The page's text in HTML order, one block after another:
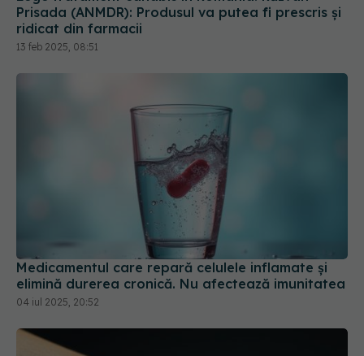
Medicamentul care repară celulele inflamate și
elimină durerea cronică. Nu afectează imunitatea
04 iul 2025, 20:52